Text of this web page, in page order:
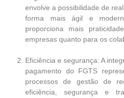
envolve a possibilidade de
forma mais ágil e
proporciona mais
empresas quanto para os
Eficiência e segurança: A
pagamento do FGTS
processos de gestão de
eficiência, segurança e